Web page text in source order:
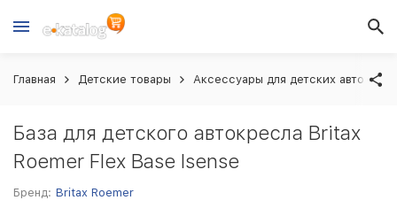
Главная Детские товары Аксессуары для детских
База для детского автокресла Britax
Roemer Flex Base Isense
Бренд: Britax Roemer